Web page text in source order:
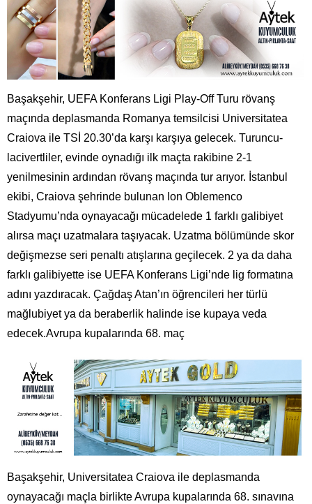
Başakşehir, UEFA Konferans Ligi Play-Off Turu rövanş
maçında deplasmanda Romanya temsilcisi Universitatea
Craiova ile TSİ 20.30’da karşı karşıya gelecek. Turuncu-
lacivertliler, evinde oynadığı ilk maçta rakibine 2-1
yenilmesinin ardından rövanş maçında tur arıyor. İstanbul
ekibi, Craiova şehrinde bulunan Ion Oblemenco
Stadyumu’nda oynayacağı mücadelede 1 farklı galibiyet
alırsa maçı uzatmalara taşıyacak. Uzatma bölümünde skor
değişmezse seri penaltı atışlarına geçilecek. 2 ya da daha
farklı galibiyette ise UEFA Konferans Ligi’nde lig formatına
adını yazdıracak. Çağdaş Atan’ın öğrencileri her türlü
mağlubiyet ya da beraberlik halinde ise kupaya veda
edecek.Avrupa kupalarında 68. maç
Başakşehir, Universitatea Craiova ile deplasmanda
oynayacağı maçla birlikte Avrupa kupalarında 68. sınavına